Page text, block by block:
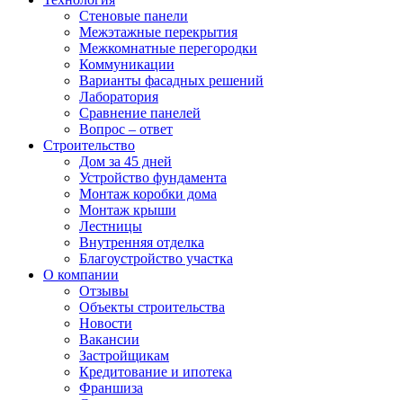
Стеновые панели
Межэтажные перекрытия
Межкомнатные перегородки
Коммуникации
Варианты фасадных решений
Лаборатория
Сравнение панелей
Вопрос – ответ
Строительство
Дом за 45 дней
Устройство фундамента
Монтаж коробки дома
Монтаж крыши
Лестницы
Внутренняя отделка
Благоустройство участка
О компании
Отзывы
Объекты строительства
Новости
Вакансии
Застройщикам
Кредитование и ипотека
Франшиза